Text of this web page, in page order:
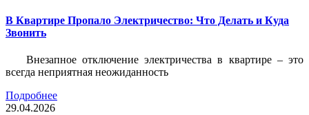
В Квартире Пропало Электричество: Что Делать и Куда
Звонить
Внезапное отключение электричества в квартире – это
всегда неприятная неожиданность
Подробнее
29.04.2026